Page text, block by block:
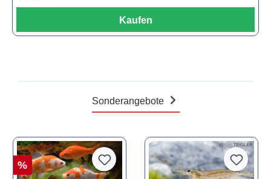
Kaufen
Sonderangebote
%